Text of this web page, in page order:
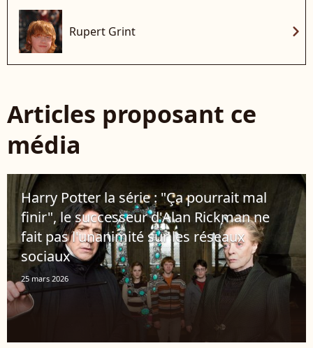
Rupert Grint chevron_right
Articles proposant ce
média
Harry Potter la série : "Ça pourrait mal
finir", le successeur d'Alan Rickman ne
fait pas l'unanimité sur les réseaux
sociaux
25 mars 2026